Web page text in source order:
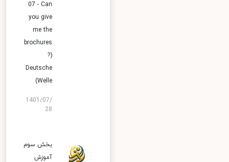
07 - Can
you give
me the
brochures
Deutsche
Welle)
1401/07/
28
بخش سوم
آموزش